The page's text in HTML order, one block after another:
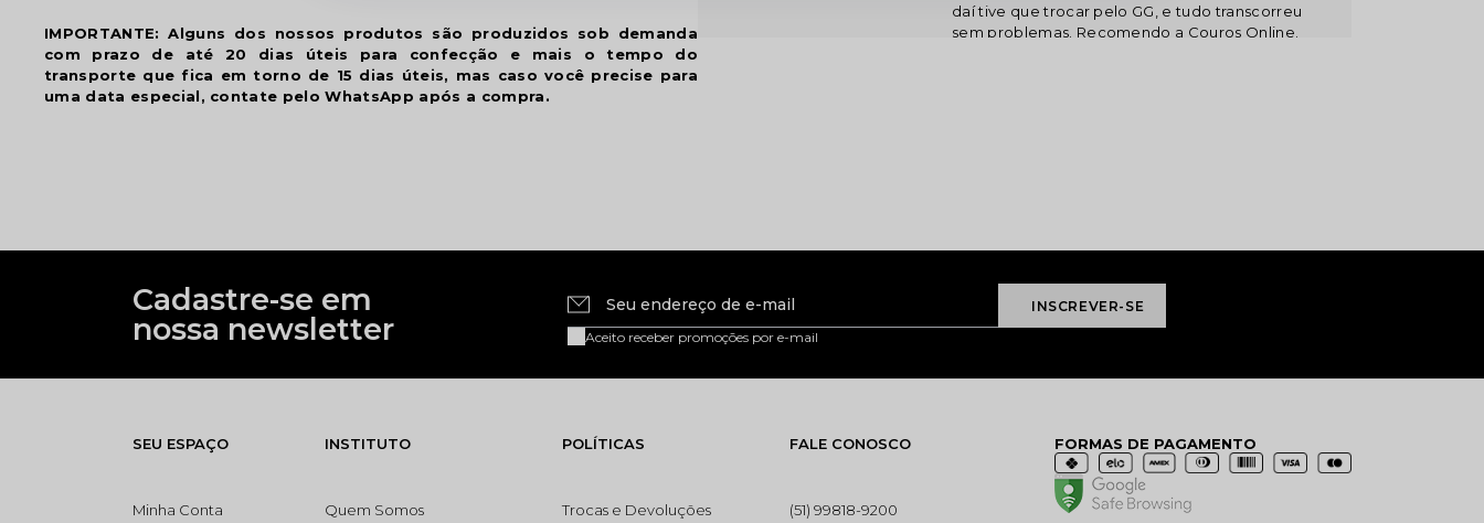
IMPORTANTE: Alguns dos nossos produtos são produzidos sob demanda
com prazo de até 20 dias úteis para confecção e mais o tempo do
transporte que fica em torno de 15 dias úteis, mas caso você precise para
uma data especial, contate pelo WhatsApp após a compra.
daí tive que trocar pelo GG, e tudo transcorreu
sem problemas. Recomendo a Couros Online.
Cadastre-se em
nossa newsletter
Seu endereço de e-mail
Aceito receber promoções por e-mail
SEU ESPAÇO
Minha Conta
INSTITUTO
Quem Somos
POLÍTICAS
Trocas e Devoluções
FALE CONOSCO
(51) 99818-9200
FORMAS DE PAGAMENTO